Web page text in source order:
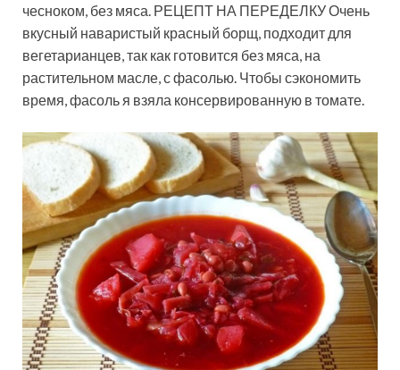
чесноком, без мяса. РЕЦЕПТ НА ПЕРЕДЕЛКУ Очень
вкусный наваристый красный борщ, подходит для
вегетарианцев, так как готовится без мяса, на
растительном масле, с фасолью. Чтобы сэкономить
время, фасоль я взяла консервированную в томате.